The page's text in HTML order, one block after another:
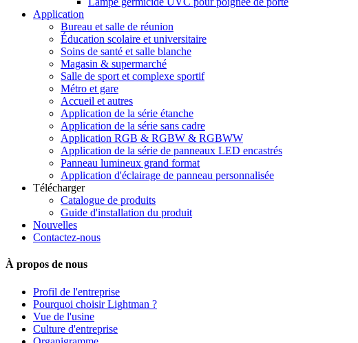
Application
Bureau et salle de réunion
Éducation scolaire et universitaire
Soins de santé et salle blanche
Magasin & supermarché
Salle de sport et complexe sportif
Métro et gare
Accueil et autres
Application de la série étanche
Application de la série sans cadre
Application RGB & RGBW & RGBWW
Application de la série de panneaux LED encastrés
Panneau lumineux grand format
Application d'éclairage de panneau personnalisée
Télécharger
Catalogue de produits
Guide d'installation du produit
Nouvelles
Contactez-nous
À propos de nous
Profil de l'entreprise
Pourquoi choisir Lightman ?
Vue de l'usine
Culture d'entreprise